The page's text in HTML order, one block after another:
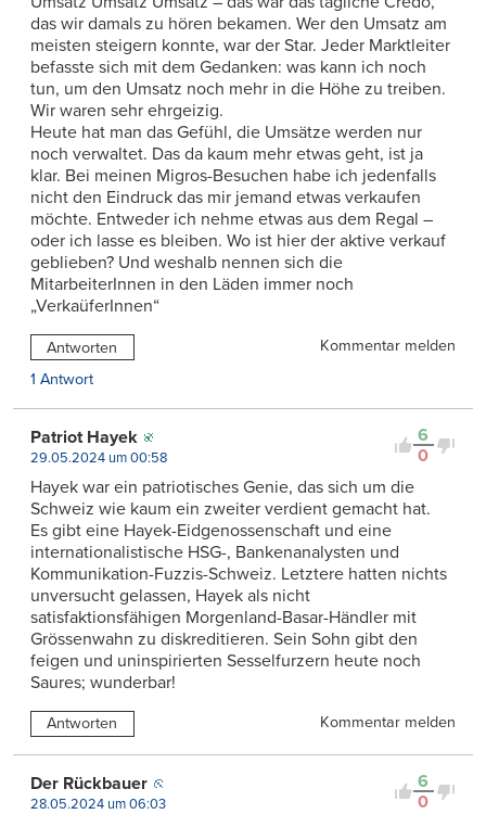
das wir damals zu hören bekamen. Wer den Umsatz am
meisten steigern konnte, war der Star. Jeder Marktleiter
befasste sich mit dem Gedanken: was kann ich noch
tun, um den Umsatz noch mehr in die Höhe zu treiben.
Wir waren sehr ehrgeizig.
Heute hat man das Gefühl, die Umsätze werden nur
noch verwaltet. Das da kaum mehr etwas geht, ist ja
klar. Bei meinen Migros-Besuchen habe ich jedenfalls
nicht den Eindruck das mir jemand etwas verkaufen
möchte. Entweder ich nehme etwas aus dem Regal –
oder ich lasse es bleiben. Wo ist hier der aktive verkauf
geblieben? Und weshalb nennen sich die
MitarbeiterInnen in den Läden immer noch
„VerkaüferInnen“
Antworten
Kommentar melden
1 Antwort
6
0
Patriot Hayek
29.05.2024 um 00:58
Hayek war ein patriotisches Genie, das sich um die
Schweiz wie kaum ein zweiter verdient gemacht hat.
Es gibt eine Hayek-Eidgenossenschaft und eine
internationalistische HSG-, Bankenanalysten und
Kommunikation-Fuzzis-Schweiz. Letztere hatten nichts
unversucht gelassen, Hayek als nicht
satisfaktionsfähigen Morgenland-Basar-Händler mit
Grössenwahn zu diskreditieren. Sein Sohn gibt den
feigen und uninspirierten Sesselfurzern heute noch
Saures; wunderbar!
Antworten Kommentar melden
6
0
Der Rückbauer
28.05.2024 um 06:03